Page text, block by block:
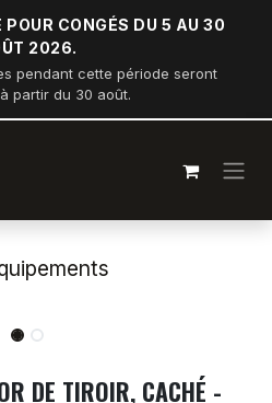
POUR CONGÉS DU 5 AU 30
2026.
pendant cette période seront
partir du 30 août.
DE TIROIR, CACHÉ -